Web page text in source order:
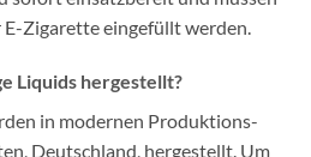
Zigarette eingefüllt werden.
Liquids hergestellt?
in modernen Produktions-
Deutschland, hergestellt. Um